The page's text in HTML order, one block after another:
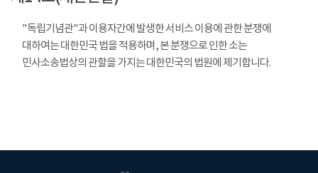
"독립기념관"과 이용자간에 발생한 서비스 이용에 관한 분쟁에
대하여는 대한민국 법을 적용하며, 본 분쟁으로 인한 소는
민사소송법상의 관할을 가지는 대한민국의 법원에 제기합니다.